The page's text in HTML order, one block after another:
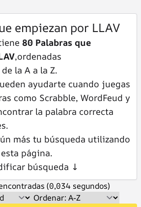
empiezan por LLAV
80 Palabras que
,ordenadas
la A a la Z.
ayudarte cuando juegas
como Scrabble, WordFeud y
la palabra correcta
más tu búsqueda utilizando
página.
búsqueda ↓
(0,034 segundos)